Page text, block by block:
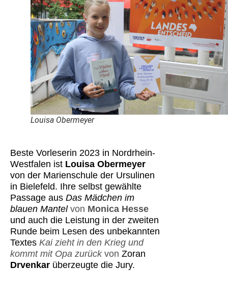
Louisa Obermeyer
Beste Vorleserin 2023 in Nordrhein-
Westfalen ist Louisa Obermeyer
von der Marienschule der Ursulinen
in Bielefeld. Ihre selbst gewählte
Passage aus Das Mädchen im
blauen Mantel von Monica Hesse
und auch die Leistung in der zweiten
Runde beim Lesen des unbekannten
Textes Kai zieht in den Krieg und
kommt mit Opa zurückvon Zoran
Drvenkar überzeugte die Jury.